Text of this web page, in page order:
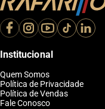
Institucional
Quem Somos
Política de Privacidade
Política de Vendas
Fale Conosco